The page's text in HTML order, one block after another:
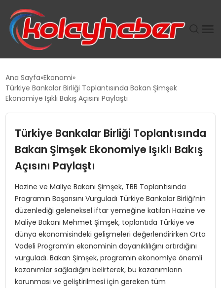
SUWEN’IN İSTIHDAM MODELI EKONOMIDE KADIN
TANYER YAPI ZEMIN MÜHENDISLIĞINDE HEDEF
BÜYÜTTÜ
TOROSLAR’DA PAZAR GERGİNLİĞİ!
Ana Sayfa Ekonomi
Türkiye Bankalar Birliği Toplantısında Bakan Şimşek
Ekonomiye Işıklı Bakış Açısını Paylaştı
Türkiye Bankalar Birliği Toplantısında
Bakan Şimşek Ekonomiye Işıklı Bakış
Açısını Paylaştı
Hazine ve Maliye Bakanı Şimşek, TBB Toplantısında
Programın Başarısını Vurguladı Türkiye Bankalar Birliği’nin
düzenlediği geleneksel iftar yemeğine katılan Hazine ve
Maliye Bakanı Mehmet Şimşek, toplantıda Türkiye ve
dünya ekonomisindeki gelişmeleri değerlendirirken Orta
Vadeli Program’ın ekonominin dayanıklılığını artırdığını
vurguladı. Bakan Şimşek, programın ekonomiye önemli
kazanımlar sağladığını belirterek, bu kazanımların
korunması ve geliştirilmesi için gereken tüm